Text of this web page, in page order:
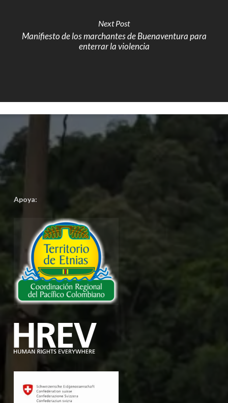
Next Post
Manifiesto de los marchantes de Buenaventura para
enterrar la violencia
Apoya: